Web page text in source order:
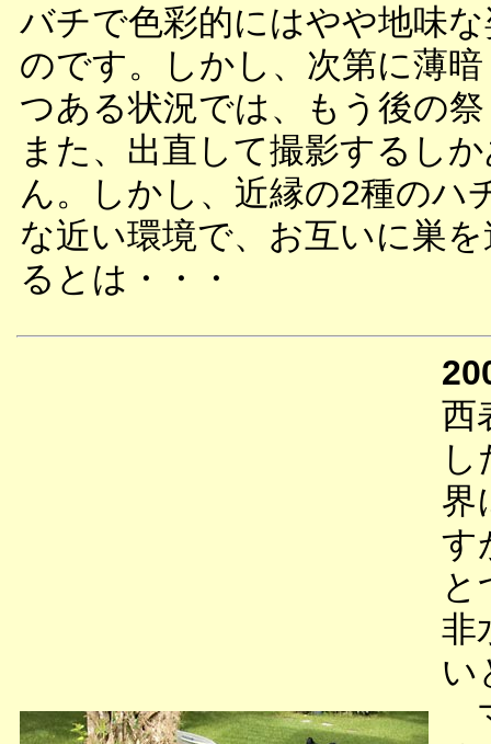
バチで色彩的にはやや地味
のです。しかし、次第に薄
つある状況では、もう後の
また、出直して撮影するし
ん。しかし、近縁の2種のハ
な近い環境で、お互いに巣
るとは・・・
西
界
す
と
非
い